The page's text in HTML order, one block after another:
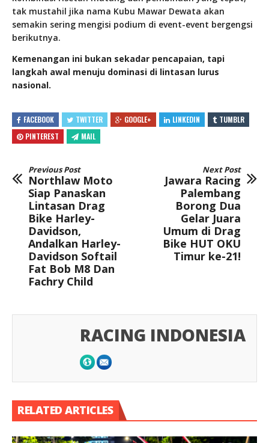
tak mustahil jika nama Kubu Mawar Dewata akan
semakin sering mengisi podium di event-event bergengsi
berikutnya.
Kemenangan ini bukan sekadar pencapaian, tapi
langkah awal menuju dominasi di lintasan lurus
nasional.
FACEBOOK TWITTER GOOGLE+ LINKEDIN
TUMBLR
PINTEREST
MAIL
Previous Post
Northlaw Moto
Siap Panaskan
Lintasan Drag
Bike Harley-
Davidson,
Andalkan Harley-
Davidson Softail
Fat Bob M8 Dan
Fachry Child
Next Post
Jawara Racing
Palembang
Borong Dua
Gelar Juara
Umum di Drag
Bike HUT OKU
Timur ke-21!
RACING INDONESIA
RELATED ARTICLES